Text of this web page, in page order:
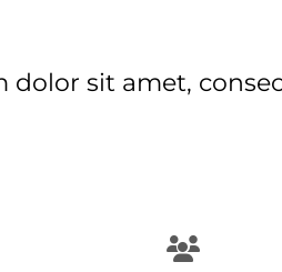
dolor sit amet,